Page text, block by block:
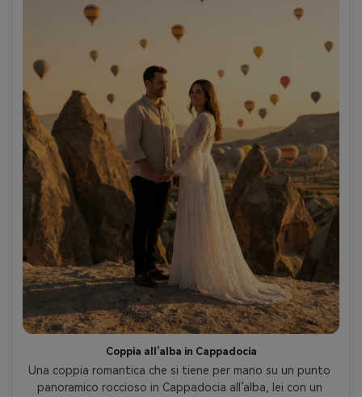
Coppia all’alba in Cappadocia
Una coppia romantica che si tiene per mano su un punto
panoramico roccioso in Cappadocia all’alba, lei con un